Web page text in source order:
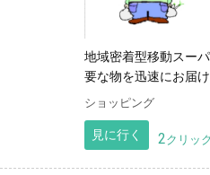
地域密着型移動スー
要な物を迅速にお届け
ショッピング
見に行く 2クリック